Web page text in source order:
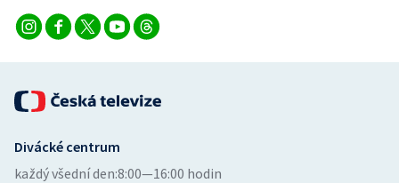
Volejbal
Divácké centrum
každý všední den:8:00—16:00 hodin